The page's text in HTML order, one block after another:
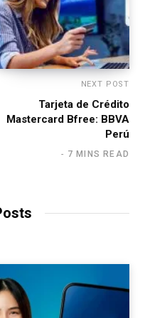
NEXT POST
Tarjeta de Crédito
Mastercard Bfree: BBVA
Perú
7 MINS READ